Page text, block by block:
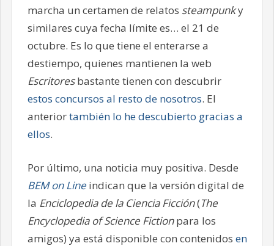
marcha un certamen de relatos steampunky
similares cuya fecha límite es… el 21 de
octubre. Es lo que tiene el enterarse a
destiempo, quienes mantienen la web
Escritoresbastante tienen con descubrir
estos concursos al resto de nosotros. El
anteriortambién lo he descubierto gracias a
ellos.
Por último, una noticia muy positiva. Desde
BEM on Lineindican que la versión digital de
la Enciclopedia de la Ciencia Ficción(The
Encyclopedia of Science Fictionpara los
amigos) ya está disponible con contenidos en